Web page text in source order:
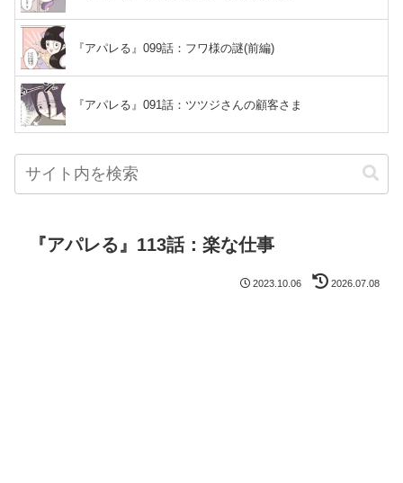
『アパレる』099話：フワ様の謎(前編)
『アパレる』091話：ツツジさんの顧客さま
『アパレる』113話：楽な仕事
2023.10.06 2026.07.08